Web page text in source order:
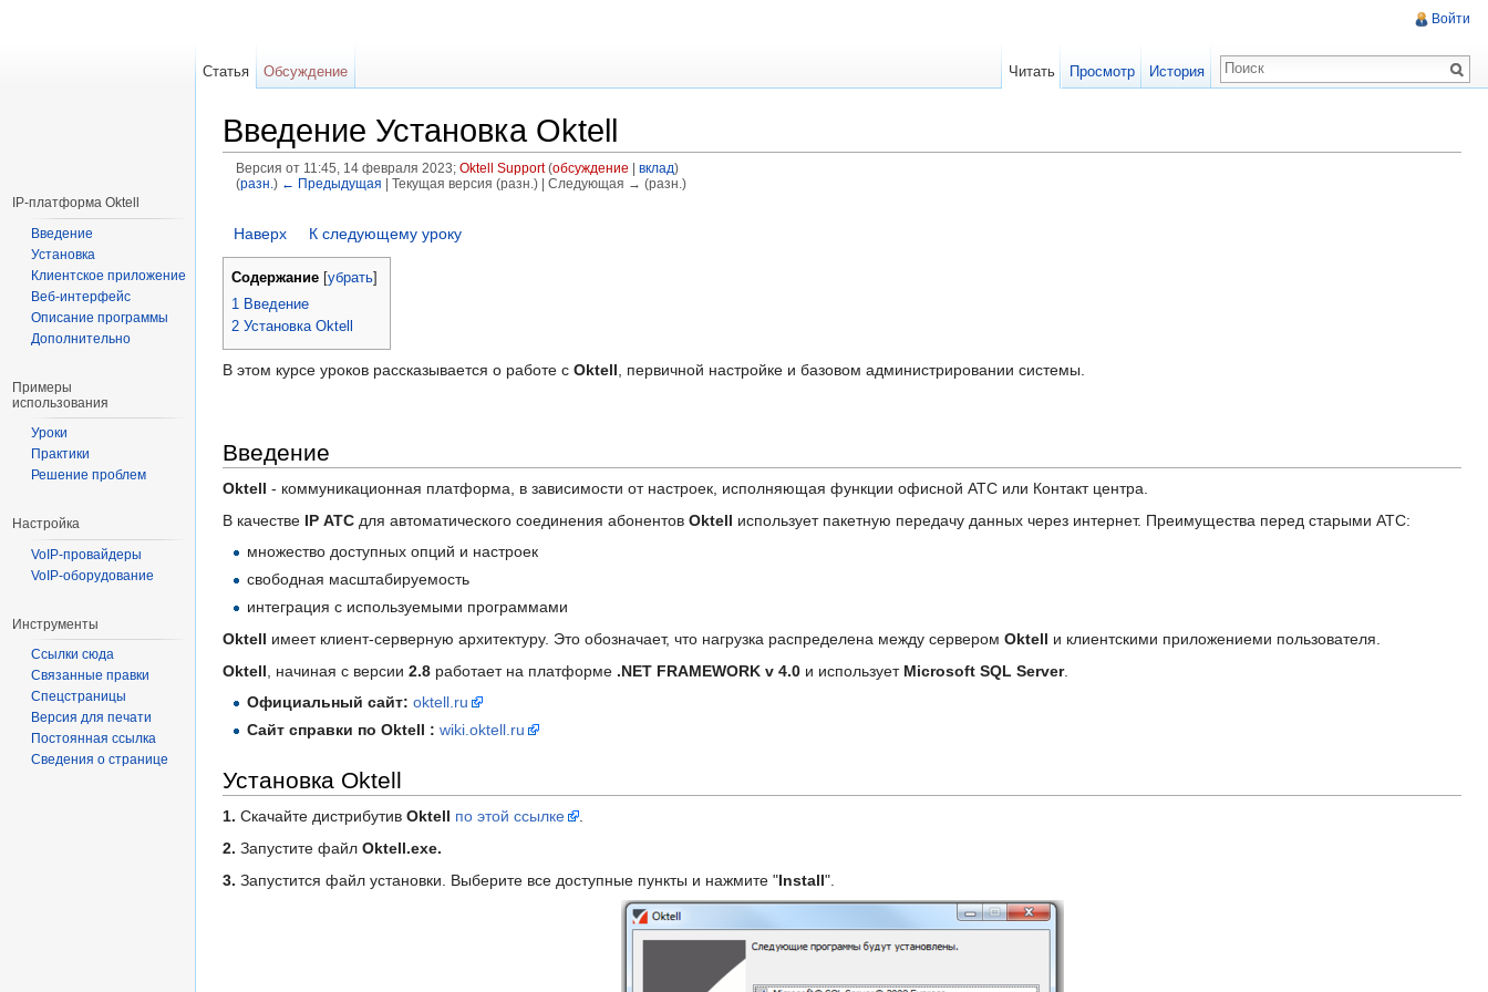
Введение Установка Oktell
Версия от 11:45, 14 февраля 2023; Oktell Support (обсуждение вклад)
(разн. ) ← Предыдущая | Текущая версия (разн.) | Следующая → (разн.)
Наверх
К следующему уроку
Содержание [убрать]
1 Введение
2 Установка Oktell
В этом курсе уроков рассказывается о работе с Oktell , первичной настройке и базовом администрировании системы.
Введение
Oktell - коммуникационная платформа, в зависимости от настроек, исполняющая функции офисной АТС или Контакт центра.
В качестве IP АТС для автоматического соединения абонентов Oktell использует пакетную передачу данных через интернет. Преимущества перед старыми АТС:
множество доступных опций и настроек
свободная масштабируемость
интеграция с используемыми программами
Oktell имеет клиент-серверную архитектуру. Это обозначает, что нагрузка распределена между сервером Oktell и клиентскими приложениеми пользователя.
Oktell , начиная с версии 2.8 работает на платформе .NET FRAMEWORK v 4.0 и использует Microsoft SQL Server.
Официальный сайт: oktell.ru
Сайт справки по Oktell : wiki.oktell.ru
Установка Oktell
1. Скачайте дистрибутив Oktell по этой ссылке
.
2. Запустите файл Oktell.exe.
3. Запустится файл установки. Выберите все доступные пункты и нажмите "Install".
Войти
Статья Обсуждение Читать Просмотр История
IP-платформа Oktell
Введение
Установка
Клиентское приложение
Веб-интерфейс
Описание программы
Дополнительно
Примеры
использования
Уроки
Практики
Решение проблем
Настройка
VoIP-провайдеры
VoIP-оборудование
Инструменты
Ссылки сюда
Связанные правки
Спецстраницы
Версия для печати
Постоянная ссылка
Сведения о странице